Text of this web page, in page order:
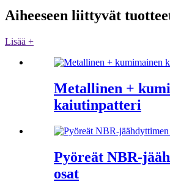
Aiheeseen liittyvät
Lisää +
Metallinen +
kaiutinpatteri
Pyöreät NBR-
osat